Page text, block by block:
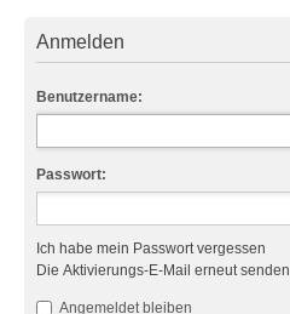
Anmelden
Benutzername:
Passwort:
Ich habe mein Passwort vergessen
Die Aktivierungs-E-Mail erneut senden
Angemeldet bleiben